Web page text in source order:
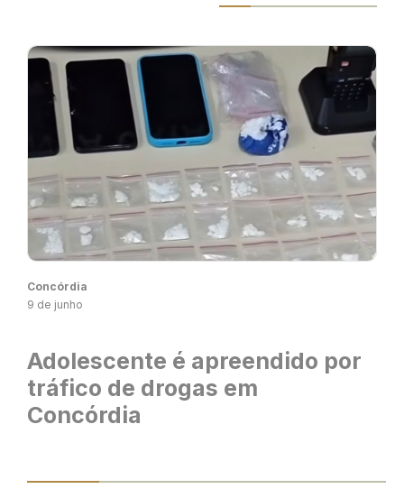
Concórdia
9 de junho
Adolescente é apreendido por
tráfico de drogas em
Concórdia